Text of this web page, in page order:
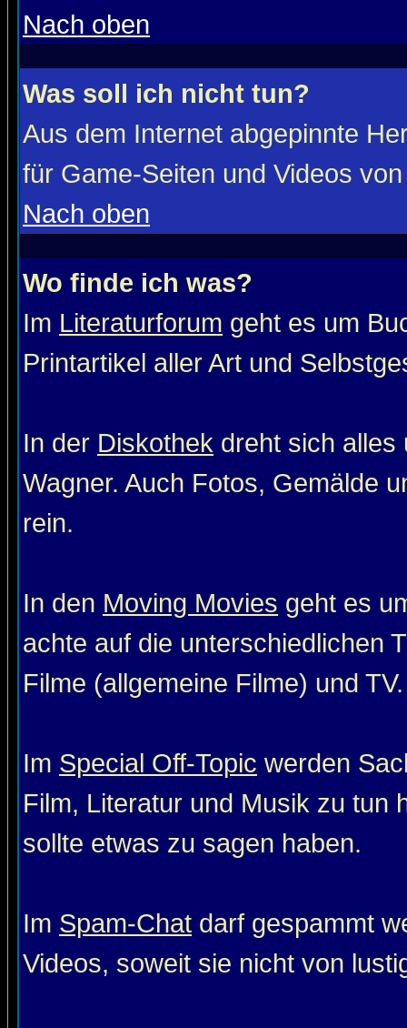
Nach oben
Was soll ich nicht tun?
Aus dem Internet abgepinnte
für Game-Seiten und Videos
Nach oben
Wo finde ich was?
Im Literaturforum geht es um
Printartikel aller Art und
In der Diskothek dreht sich alles
Wagner. Auch Fotos, Gemälde
rein.
In den Moving Movies geht es
achte auf die unterschiedlichen
Filme (allgemeine Filme) und
Im Special Off-Topic werden
Film, Literatur und Musik zu tun
sollte etwas zu sagen haben.
Im Spam-Chat darf gespammt
Videos, soweit sie nicht von